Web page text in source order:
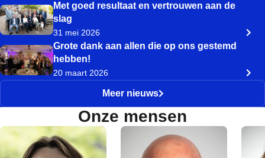
Met goed resultaat en vertrouwen aan de
slag
31 mei 2026
Grote dank aan allen die op ons gestemd
hebben!
20 maart 2026
Meer nieuws
Onze mensen